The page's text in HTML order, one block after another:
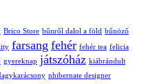
Brico Store bűnről dalol a föld bűnöző
farsang fehér fehér tea felicia
gyereknap játszóház kiábrándult
nhibernate designer